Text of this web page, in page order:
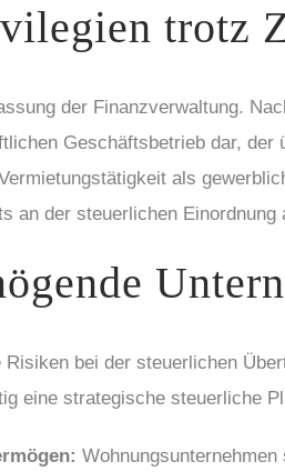
trotz
der Finanzverwaltung.
Geschäftsbetrieb dar,
als
an der steuerlichen Einordnung
bei der steuerlichen
eine strategische steuerliche